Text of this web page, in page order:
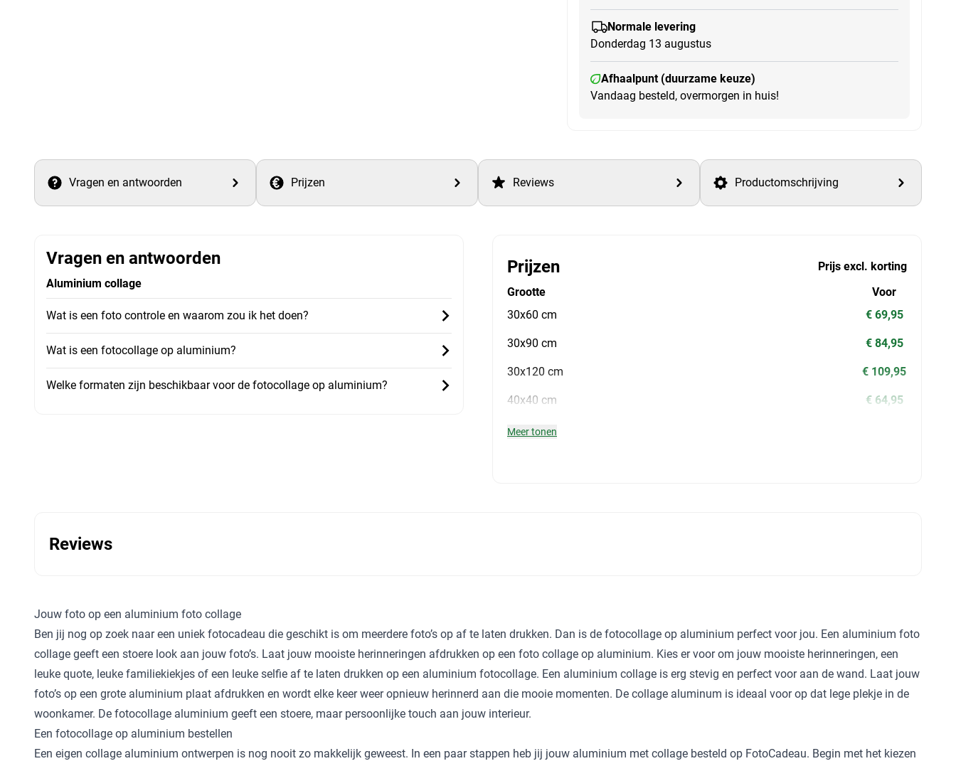
Normale levering
Donderdag 13 augustus
Afhaalpunt (duurzame keuze)
Vandaag besteld, overmorgen in huis!
Vragen en antwoorden Prijzen Reviews Productomschrijving
Vragen en antwoorden
Aluminium collage
Wat is een foto controle en waarom zou ik het doen?
Wat is een fotocollage op aluminium?
Welke formaten zijn beschikbaar voor de fotocollage op aluminium?
Prijzen
Prijs excl. korting
Grootte
30x60 cm
30x90 cm
30x120 cm
40x40 cm
Voor
€ 69,95
€ 84,95
€ 109,95
€ 64,95
Meer tonen
Reviews
Jouw foto op een aluminium foto collage
Ben jij nog op zoek naar een uniek fotocadeau die geschikt is om meerdere foto’s op af te laten drukken. Dan is de fotocollage op aluminium perfect voor jou. Een aluminium foto
collage geeft een stoere look aan jouw foto’s. Laat jouw mooiste herinneringen afdrukken op een foto collage op aluminium. Kies er voor om jouw mooiste herinneringen, een
leuke quote, leuke familiekiekjes of een leuke selfie af te laten drukken op een aluminium fotocollage. Een aluminium collage is erg stevig en perfect voor aan de wand. Laat jouw
foto’s op een grote aluminium plaat afdrukken en wordt elke keer weer opnieuw herinnerd aan die mooie momenten. De collage aluminum is ideaal voor op dat lege plekje in de
woonkamer. De fotocollage aluminium geeft een stoere, maar persoonlijke touch aan jouw interieur.
Een fotocollage op aluminium bestellen
Een eigen collage aluminium ontwerpen is nog nooit zo makkelijk geweest. In een paar stappen heb jij jouw aluminium met collage besteld op FotoCadeau. Begin met het kiezen